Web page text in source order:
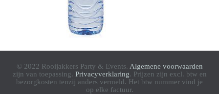
© 2022 Rooijakkers Party & Events. Algemene voorwaarden
zijn van toepassing. Privacyverklaring. Prijzen zijn excl. btw en
bezorgkosten tenzij anders vermeld. Het btw nummer vind je
op elke factuur.